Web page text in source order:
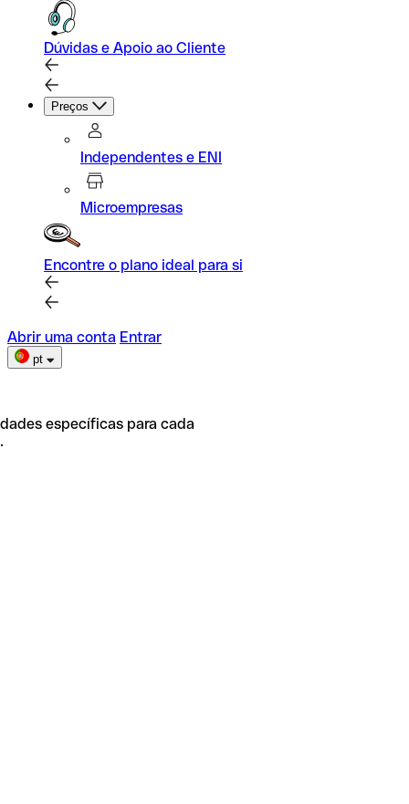
Dúvidas e Apoio ao Cliente
Preços
Independentes e ENI
Microempresas
Encontre o plano ideal para si
Abrir uma conta Entrar
pt
específicas para cada